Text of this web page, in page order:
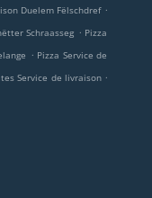
Duelem Fëlschdref .
Schraasseg . Pizza
. Pizza Service de
Service de livraison .